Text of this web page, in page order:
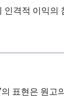
인격적 이익의
의 표현은 원고